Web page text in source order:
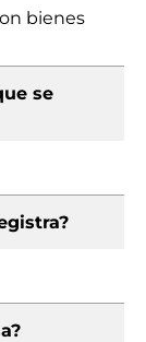
bienes
se